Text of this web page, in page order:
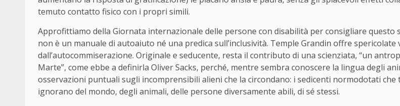
temuto contatto fisico con i propri simili.
Approfittiamo della Giornata internazionale delle persone con disabilità per consigliare questo
non è un manuale di autoaiuto né una predica sull’inclusività. Temple Grandin offre spericolate
dall’autocommiserazione. Originale e seducente, resta il contributo di una scienziata, “un
Marte”, come ebbe a definirla Oliver Sacks, perché, mentre sembra conoscere la lingua degli
osservazioni puntuali sugli incomprensibili alieni che la circondano: i sedicenti normodotati che
ignorano del mondo, degli animali, delle persone diversamente abili, di sé stessi.